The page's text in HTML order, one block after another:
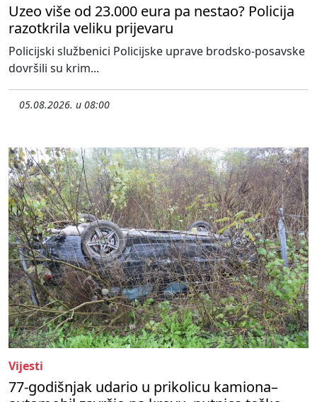
Uzeo više od 23.000 eura pa nestao? Policija
razotkrila veliku prijevaru
Policijski službenici Policijske uprave brodsko-posavske
dovršili su krim...
05.08.2026. u 08:00
Vijesti
77-godišnjak udario u prikolicu kamiona–